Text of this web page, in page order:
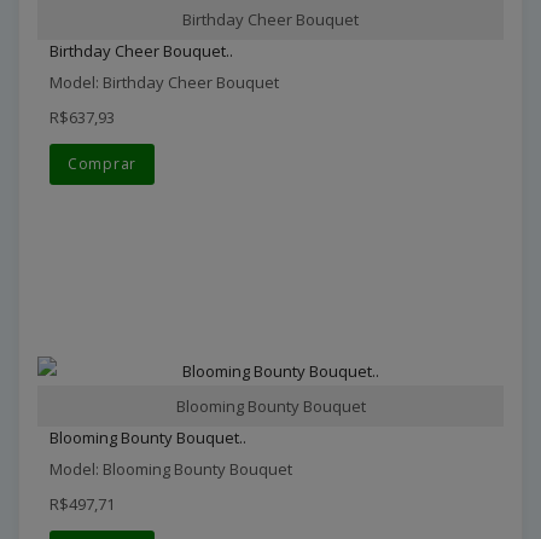
Birthday Cheer Bouquet
Birthday Cheer Bouquet..
Model: Birthday Cheer Bouquet
R$637,93
Comprar
Blooming Bounty Bouquet
Blooming Bounty Bouquet..
Model: Blooming Bounty Bouquet
R$497,71